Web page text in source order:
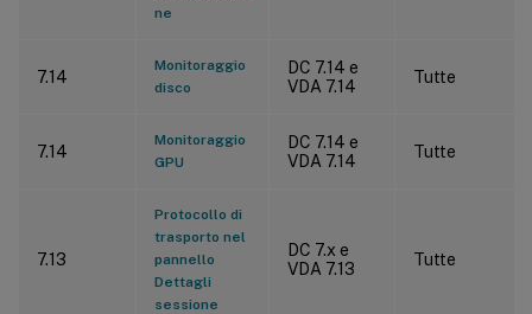
ne
7.14
Monitoraggio
disco
DC 7.14 e
VDA 7.14
Tutte
7.14
Monitoraggio
GPU
DC 7.14 e
VDA 7.14
Tutte
7.13
Protocollo di
trasporto nel
pannello
Dettagli
sessione
DC 7.x e
VDA 7.13
Tutte